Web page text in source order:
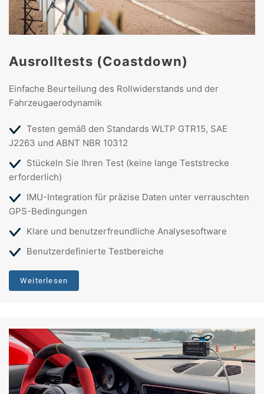
Ausrolltests (Coastdown)
Einfache Beurteilung des Rollwiderstands und der
Fahrzeugaerodynamik
Testen gemäß den Standards WLTP GTR15, SAE
J2263 und ABNT NBR 10312
Stückeln Sie Ihren Test (keine lange Teststrecke
erforderlich)
IMU-Integration für präzise Daten unter verrauschten
GPS-Bedingungen
Klare und benutzerfreundliche Analysesoftware
Benutzerdefinierte Testbereiche
Weiterlesen